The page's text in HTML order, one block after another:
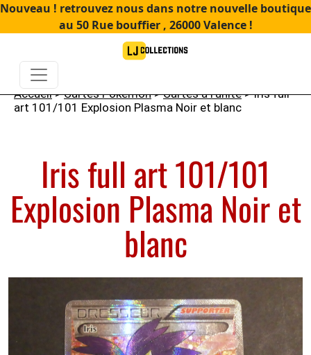
Nouveau ! retrouvez nous dans notre nouvelle boutique
au 50 Rue bouffier , 26000 Valence !
Accueil>Cartes Pokémon>Cartes à l'unité> Iris full
art 101/101 Explosion Plasma Noir et blanc
Iris full art 101/101
Explosion Plasma Noir et
blanc